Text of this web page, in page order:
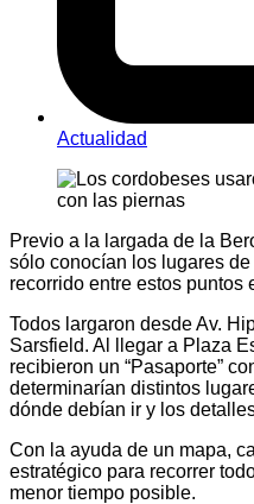
Actualidad
Previo a la largada de la
sólo conocían los lugares
recorrido entre estos puntos
Todos largaron desde Av.
Sarsfield. Al llegar a Plaza
recibieron un “Pasaporte”
determinarían distintos
dónde debían ir y los
Con la ayuda de un mapa,
estratégico para recorrer
menor tiempo posible.